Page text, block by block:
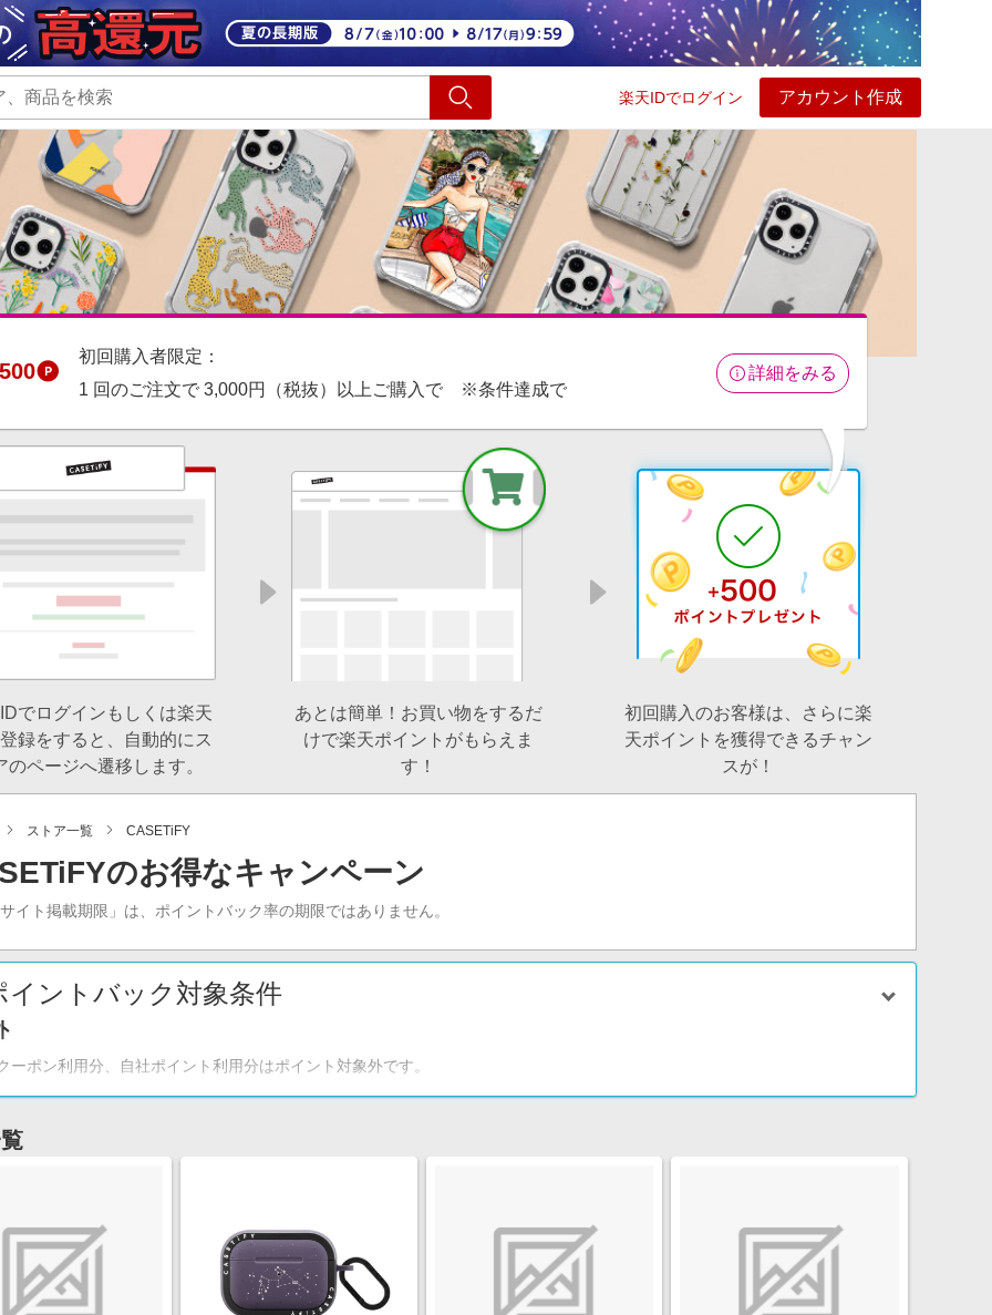
楽天IDでログイン アカウント作成
ショッピング 旅行 サービス プレイ
500
初回購入者限定：
1 回のご注文で 3,000円（税抜）以上ご購入で ※条件達成で
詳細をみる
でログインもしくは楽天
録をすると、自動的にス
のページへ遷移します。
あとは簡単！お買い物をするだ
けで楽天ポイントがもらえま
す！
初回購入のお客様は、さらに楽
天ポイントを獲得できるチャン
スが！
ストア一覧 CASETiFY
のお得なキャンペーン
イト掲載期限」は、ポイントバック率の期限ではありません。
イントバック対象条件
ーポン利用分、自社ポイント利用分はポイント対象外です。